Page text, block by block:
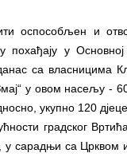
оспособљен и
похађају у
са власницима
у овом насељу - 60
укупно 120 дјеце.
градског
у сарадњи са